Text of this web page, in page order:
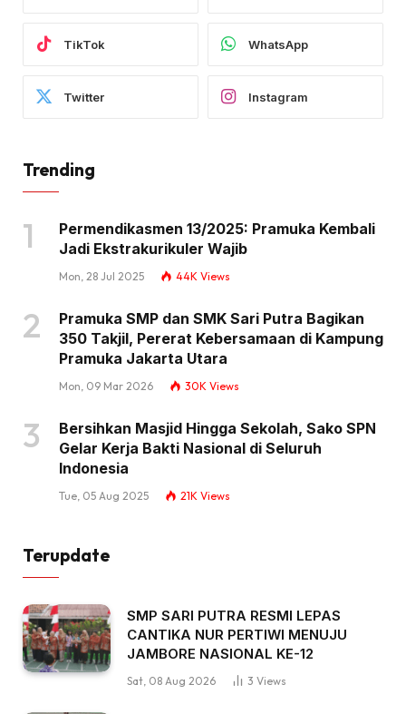
TikTok WhatsApp
Twitter Instagram
Trending
Permendikasmen 13/2025: Pramuka Kembali
Jadi Ekstrakurikuler Wajib
Mon, 28 Jul 2025 44K Views
Pramuka SMP dan SMK Sari Putra Bagikan
350 Takjil, Pererat Kebersamaan di Kampung
Pramuka Jakarta Utara
Mon, 09 Mar 2026 30K Views
Bersihkan Masjid Hingga Sekolah, Sako SPN
Gelar Kerja Bakti Nasional di Seluruh
Indonesia
Tue, 05 Aug 2025 21K Views
Terupdate
SMP SARI PUTRA RESMI LEPAS
CANTIKA NUR PERTIWI MENUJU
JAMBORE NASIONAL KE-12
Sat, 08 Aug 2026 3 Views